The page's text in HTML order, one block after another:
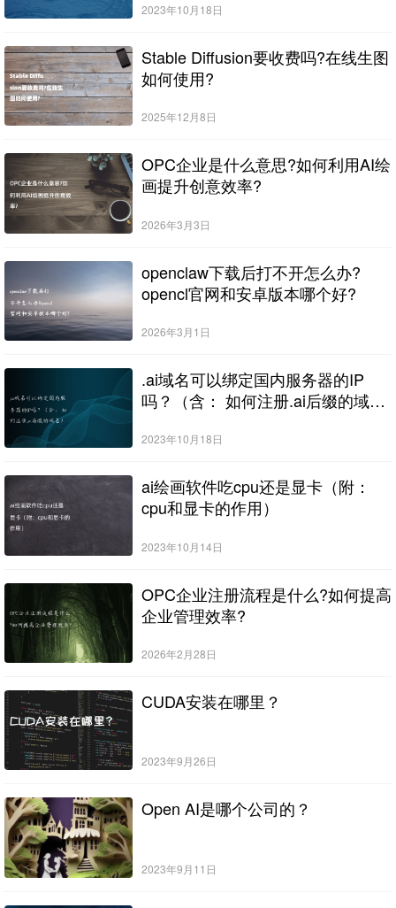
2023年10月18日
Stable Diffusion要收费吗?在线生图
如何使用?
2025年12月8日
OPC企业是什么意思?如何利用AI绘
画提升创意效率?
2026年3月3日
openclaw下载后打不开怎么办?
opencl官网和安卓版本哪个好?
2026年3月1日
.ai域名可以绑定国内服务器的IP
吗？（含： 如何注册.ai后缀的域
2023年10月18日
ai绘画软件吃cpu还是显卡（附：
cpu和显卡的作用）
2023年10月14日
OPC企业注册流程是什么?如何提高
企业管理效率?
2026年2月28日
CUDA安装在哪里？
2023年9月26日
Open AI是哪个公司的？
2023年9月11日